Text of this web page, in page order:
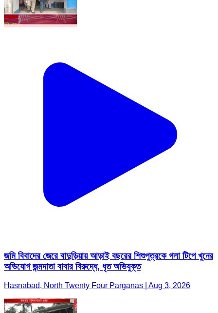
জমি বিবাদের জেরে বাদুড়িয়ায় আড়াই বছরের শিশুপুত্রকে গলা টিপে খুনের
অভিযোগ জন্মদাতা বাবার বিরুদ্ধে, ধৃত অভিযুক্ত
Hasnabad, North Twenty Four Parganas | Aug 3, 2026